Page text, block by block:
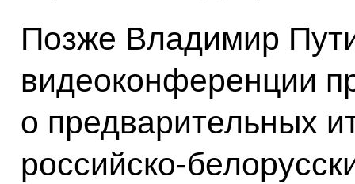
Позже Владимир
видеоконференции
о предварительных
российско-